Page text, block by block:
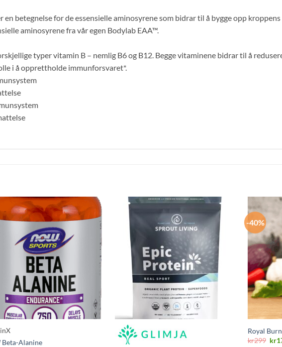
betegnelse for de essensielle aminosyrene som bidrar til å bygge opp kroppens
aminosyrene fra vår egen Bodylab EAA™.
typer vitamin B – nemlig B6 og B12. Begge vitaminene bidrar til å
i å opprettholde immunforsvaret*.
Beta-Alanine
-40%
Royal
kr299 kr